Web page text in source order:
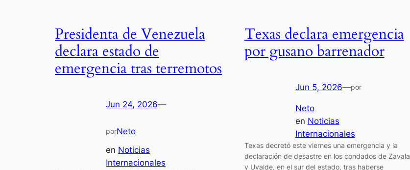
Presidenta de Venezuela
declara estado de
emergencia tras terremotos
Jun 24, 2026—
porNeto
en Noticias
Internacionales
Texas declara emergencia
por gusano barrenador
Jun 5, 2026—por
Neto
en Noticias
Internacionales
Texas decretó este viernes una emergencia y la
declaración de desastre en los condados de Zavala
y Uvalde, en el sur del estado, tras haberse